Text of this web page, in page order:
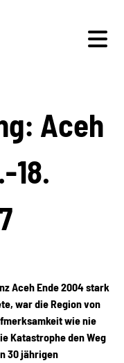
Aceh
18.
Aceh Ende 2004 stark
war die Region von
wie nie
Katastrophe den Weg
30 jährigen